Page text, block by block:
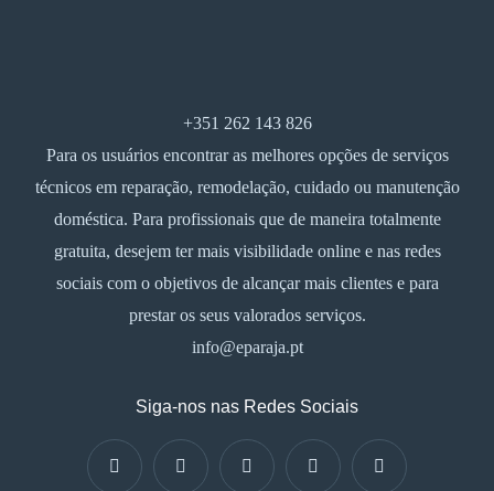
+351 262 143 826
Para os usuários encontrar as melhores opções de serviços
técnicos em reparação, remodelação, cuidado ou manutenção
doméstica. Para profissionais que de maneira totalmente
gratuita, desejem ter mais visibilidade online e nas redes
sociais com o objetivos de alcançar mais clientes e para
prestar os seus valorados serviços.
info@eparaja.pt
Siga-nos nas Redes Sociais